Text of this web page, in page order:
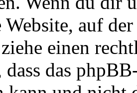
Website, auf
einen
dass das